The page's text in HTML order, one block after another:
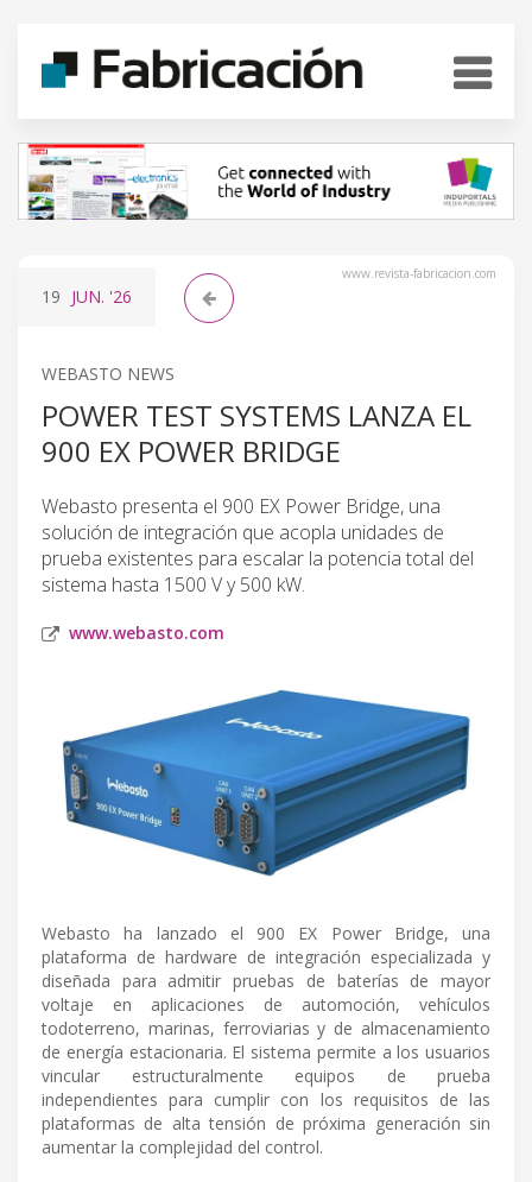
www.revista-fabricacion.com
19 JUN. '26
WEBASTO NEWS
POWER TEST SYSTEMS LANZA EL
900 EX POWER BRIDGE
Webasto presenta el 900 EX Power Bridge, una
solución de integración que acopla unidades de
prueba existentes para escalar la potencia total del
sistema hasta 1500 V y 500 kW.
www.webasto.com
Webasto ha lanzado el 900 EX Power Bridge, una
plataforma de hardware de integración especializada y
diseñada para admitir pruebas de baterías de mayor
voltaje en aplicaciones de automoción, vehículos
todoterreno, marinas, ferroviarias y de almacenamiento
de energía estacionaria. El sistema permite a los usuarios
vincular estructuralmente equipos de prueba
independientes para cumplir con los requisitos de las
plataformas de alta tensión de próxima generación sin
aumentar la complejidad del control.